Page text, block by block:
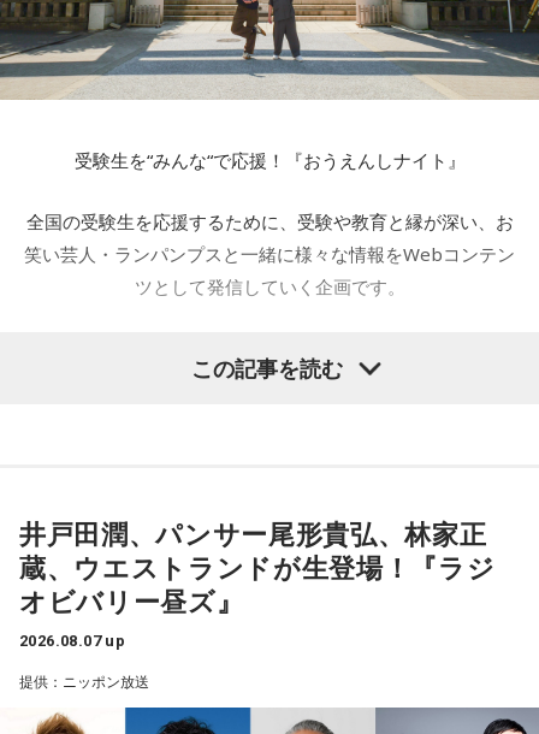
受験生を“みんな“で応援！『おうえんしナイト』
全国の受験生を応援するために、受験や教育と縁が深い、お
笑い芸人・ランパンプスと一緒に様々な情報をWebコンテン
ツとして発信していく企画です。
全国の受験生を応援する『おうえんしナイト』、今回は東京
――本日は権禰宜の三輪田竜生さんに来ていただきました。
三輪田：三輪田です。よろしくお願いします。
この記事を読む
井戸田潤、パンサー尾形貴弘、林家正
蔵、ウエストランドが生登場！『ラジ
オビバリー昼ズ』
2026.08.07 up
提供：ニッポン放送